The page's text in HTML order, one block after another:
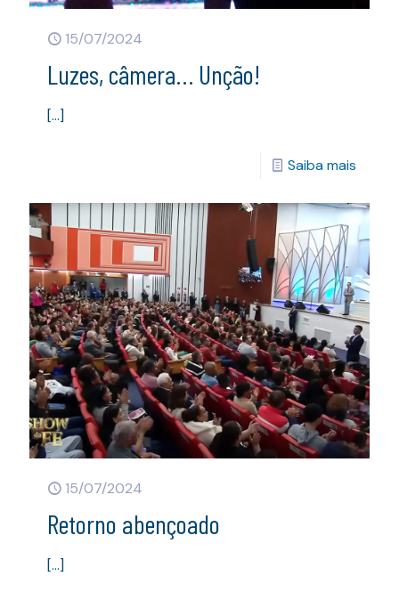
15/07/2024
Luzes, câmera… Unção!
[…]
Saiba mais
15/07/2024
Retorno abençoado
[…]